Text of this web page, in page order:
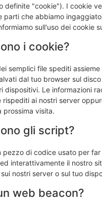
definite "cookie"). I cookie
parti che abbiamo
sull'uso dei cookie
i cookie?
semplici file spediti
dal tuo browser sul
dispositivi. Le informazioni
rispediti ai nostri server
prossima visita.
gli script?
pezzo di codice usato per
interattivamente il nostro
nostri server o sul tuo
web beacon?